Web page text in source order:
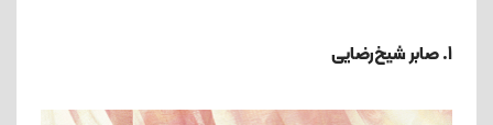
1. صابر شیخ‌رضایی